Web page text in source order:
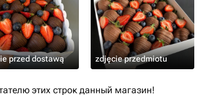
przed dostawą zdjęcie przedmiotu
этих строк данный магазин!